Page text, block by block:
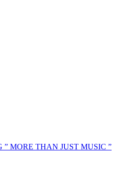
MORE THAN JUST MUSIC ”